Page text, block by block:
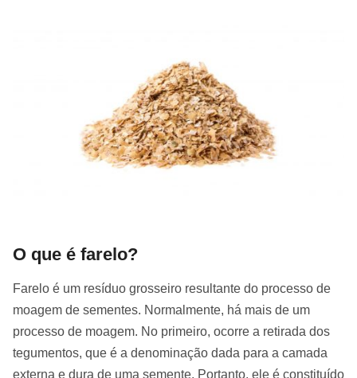
O que é farelo?
Farelo é um resíduo grosseiro resultante do processo de
moagem de sementes. Normalmente, há mais de um
processo de moagem. No primeiro, ocorre a retirada dos
tegumentos, que é a denominação dada para a camada
externa e dura de uma semente. Portanto, ele é constituído